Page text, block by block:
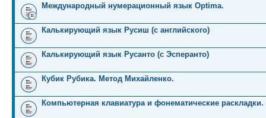
Международный нумерационный язык Optima.
Калькирующий язык Русиш (с английского)
Калькирующий язык Русанто (с Эсперанто)
Кубик Рубика. Метод Михайленко.
Компьютерная клавиатура и фонематические раскладки.